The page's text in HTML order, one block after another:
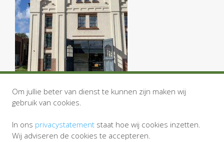
Om jullie beter van dienst te kunnen zijn maken wij
gebruik van cookies.
In ons privacystatement staat hoe wij cookies inzetten.
Wij adviseren de cookies te accepteren.